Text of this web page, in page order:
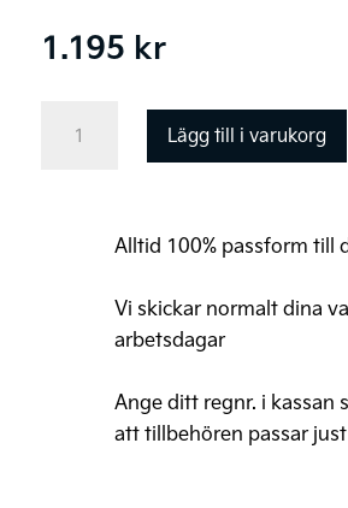
1.195 kr
Bagagerumsmatta
Lägg till i varukorg
Alltid 100% passform till
Vi skickar normalt dina
arbetsdagar
Ange ditt regnr. i kassan
att tillbehören passar